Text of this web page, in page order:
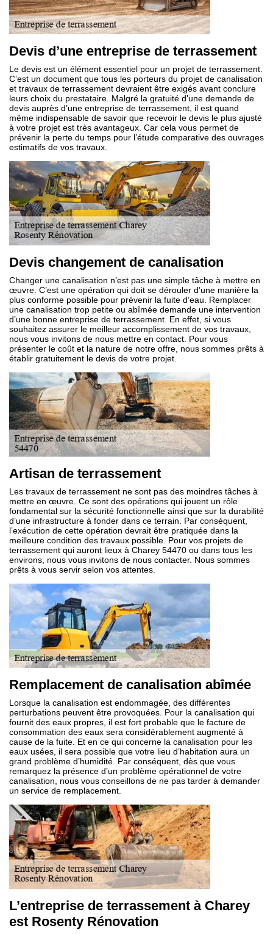
Devis d’une entreprise de terrassement
Le devis est un élément essentiel pour un projet de terrassement.
C’est un document que tous les porteurs du projet de canalisation
et travaux de terrassement devraient être exigés avant conclure
leurs choix du prestataire. Malgré la gratuité d’une demande de
devis auprès d’une entreprise de terrassement, il est quand
même indispensable de savoir que recevoir le devis le plus ajusté
à votre projet est très avantageux. Car cela vous permet de
prévenir la perte du temps pour l’étude comparative des ouvrages
estimatifs de vos travaux.
Devis changement de canalisation
Changer une canalisation n’est pas une simple tâche à mettre en
œuvre. C’est une opération qui doit se dérouler d’une manière la
plus conforme possible pour prévenir la fuite d’eau. Remplacer
une canalisation trop petite ou abîmée demande une intervention
d’une bonne entreprise de terrassement. En effet, si vous
souhaitez assurer le meilleur accomplissement de vos travaux,
nous vous invitons de nous mettre en contact. Pour vous
présenter le coût et la nature de notre offre, nous sommes prêts à
établir gratuitement le devis de votre projet.
Artisan de terrassement
Les travaux de terrassement ne sont pas des moindres tâches à
mettre en œuvre. Ce sont des opérations qui jouent un rôle
fondamental sur la sécurité fonctionnelle ainsi que sur la durabilité
d’une infrastructure à fonder dans ce terrain. Par conséquent,
l’exécution de cette opération devrait être pratiquée dans la
meilleure condition des travaux possible. Pour vos projets de
terrassement qui auront lieux à Charey 54470 ou dans tous les
environs, nous vous invitons de nous contacter. Nous sommes
prêts à vous servir selon vos attentes.
Remplacement de canalisation abîmée
Lorsque la canalisation est endommagée, des différentes
perturbations peuvent être provoquées. Pour la canalisation qui
fournit des eaux propres, il est fort probable que le facture de
consommation des eaux sera considérablement augmenté à
cause de la fuite. Et en ce qui concerne la canalisation pour les
eaux usées, il sera possible que votre lieu d’habitation aura un
grand problème d’humidité. Par conséquent, dès que vous
remarquez la présence d’un problème opérationnel de votre
canalisation, nous vous conseillons de ne pas tarder à demander
un service de remplacement.
L’entreprise de terrassement à Charey
est Rosenty Rénovation